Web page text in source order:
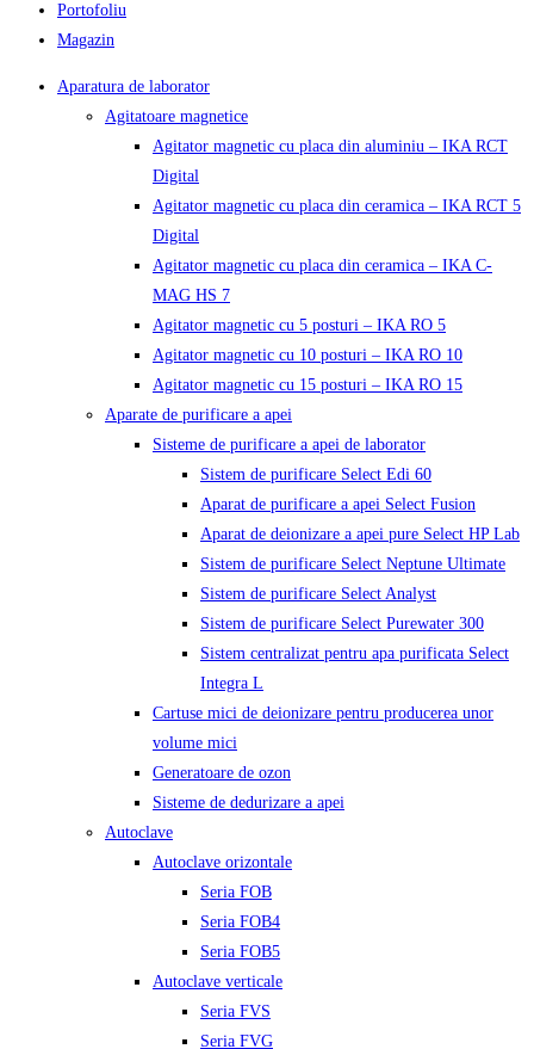
Portofoliu
Magazin
Aparatura de laborator
Agitatoare magnetice
Agitator magnetic cu placa din aluminiu – IKA RCT
Digital
Agitator magnetic cu placa din ceramica – IKA RCT 5
Digital
Agitator magnetic cu placa din ceramica – IKA C-
MAG HS 7
Agitator magnetic cu 5 posturi – IKA RO 5
Agitator magnetic cu 10 posturi – IKA RO 10
Agitator magnetic cu 15 posturi – IKA RO 15
Aparate de purificare a apei
Sisteme de purificare a apei de laborator
Sistem de purificare Select Edi 60
Aparat de purificare a apei Select Fusion
Aparat de deionizare a apei pure Select HP Lab
Sistem de purificare Select Neptune Ultimate
Sistem de purificare Select Analyst
Sistem de purificare Select Purewater 300
Sistem centralizat pentru apa purificata Select
Integra L
Cartuse mici de deionizare pentru producerea unor
volume mici
Generatoare de ozon
Sisteme de dedurizare a apei
Autoclave
Autoclave orizontale
Seria FOB
Seria FOB4
Seria FOB5
Autoclave verticale
Seria FVS
Seria FVG